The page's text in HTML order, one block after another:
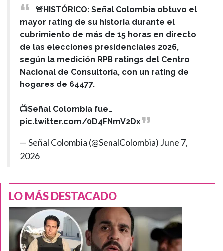
🚨HISTÓRICO: Señal Colombia obtuvo el
mayor rating de su historia durante el
cubrimiento de más de 15 horas en directo
de las elecciones presidenciales 2026,
según la medición RPB ratings del Centro
Nacional de Consultoría, con un rating de
hogares de 64477.
📺Señal Colombia fue…
pic.twitter.com/0D4FNmV2Dx
— Señal Colombia (@SenalColombia) June 7,
2026
LO MÁS DESTACADO